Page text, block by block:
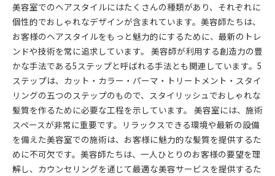
美容室でのヘアスタイルにはたくさんの種類があり、それぞれに
個性的でおしゃれなデザインが含まれています。美容師たちは、
お客様のヘアスタイルをもっと魅力的にするために、最新のトレ
ンドや技術を常に追求しています。 美容師が利用する創造力の豊
かな手法である5ステップと呼ばれる手法とも関連しています。5
ステップは、カット・カラー・パーマ・トリートメント・スタイ
リングの五つのステップのもので、スタイリッシュでおしゃれな
髪質を作るために必要な工程を示しています。 美容室には、施術
スペースが非常に重要です。リラックスできる環境や最新の設備
を備えた美容室での施術は、お客様に魅力的な髪質を提供するた
めに不可欠です。美容師たちは、一人ひとりのお客様の要望を理
解し、カウンセリングを通じて最適な美容サービスを提供するた